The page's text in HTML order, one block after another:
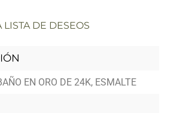
DE DESEOS
EN ORO DE 24K, ESMALTE